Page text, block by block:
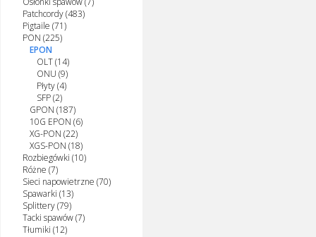
Patchcordy (483)
Pigtaile (71)
PON (225)
EPON
OLT (14)
ONU (9)
Płyty (4)
SFP (2)
GPON (187)
10G EPON (6)
XG-PON (22)
XGS-PON (18)
Rozbiegówki (10)
Różne (7)
Sieci napowietrzne (70)
Spawarki (13)
Splittery (79)
Tacki spawów (7)
Tłumiki (12)